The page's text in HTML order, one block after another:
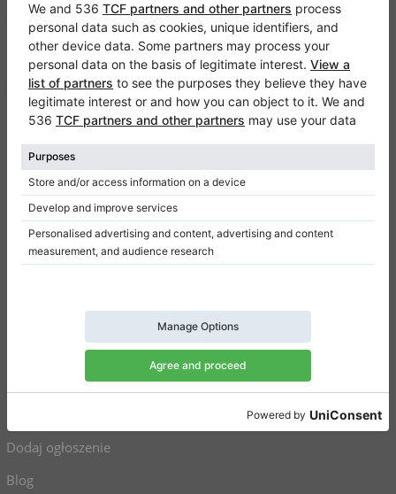
Częste pytania
Kontakt
O nas
Dodaj opinie
Regulamin
Polityka prywatności
Ustawienia uzyskiwania zgody
Pianina na sprzedaż
Fortepiany na sprzedaż
Używane pianina
Dodaj ogłoszenie
Blog